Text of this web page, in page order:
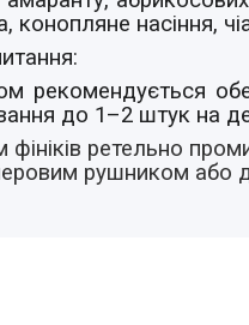
конопляне насіння,
рекомендується
до 1–2 штук на
ретельно
рушником або